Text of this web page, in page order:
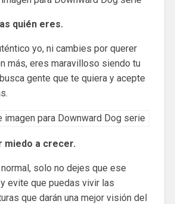
quién eres.
yo, ni cambies por querer
más, eres maravilloso siendo tu
gente que te quiera y acepte
miedo a crecer.
solo no dejes que ese
evite que puedas vivir las
que darán una mejor visión del